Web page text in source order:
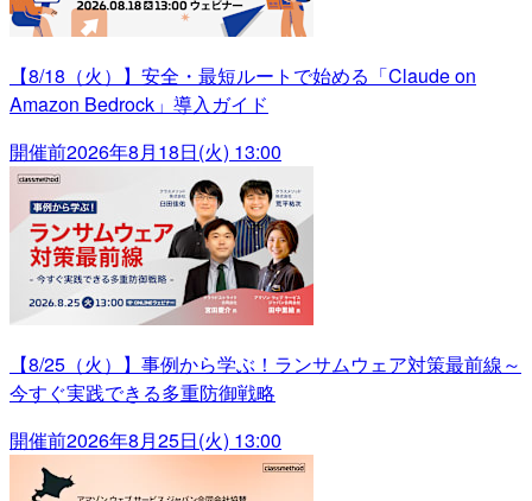
【8/18（火）】安全・最短ルートで始める「Claude on
Amazon Bedrock」導入ガイド
開催前2026年8月18日(火) 13:00
【8/25（火）】事例から学ぶ！ランサムウェア対策最前線～
今すぐ実践できる多重防御戦略
開催前2026年8月25日(火) 13:00